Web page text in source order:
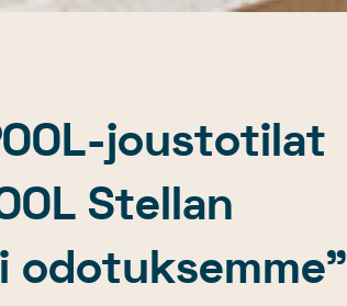
joustotilat
Stellan